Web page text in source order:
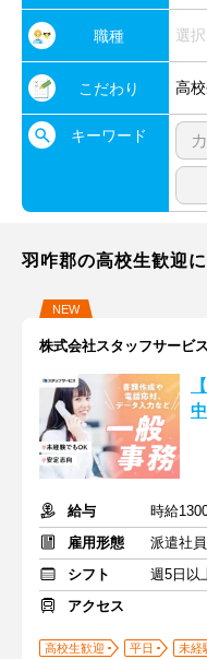
職種 選
こだわり 高
キーワード
羽咋郡の高校生歓迎
NEW
株式会社スタッフサービ
給与
時給
雇用形態
派遣社員
シフト
週5日以
アクセス
高校生歓迎 平日 未経